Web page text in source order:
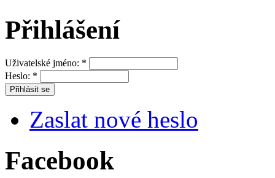
Přihlášení
Uživatelské jméno: *
Heslo: *
Zaslat nové heslo
Facebook